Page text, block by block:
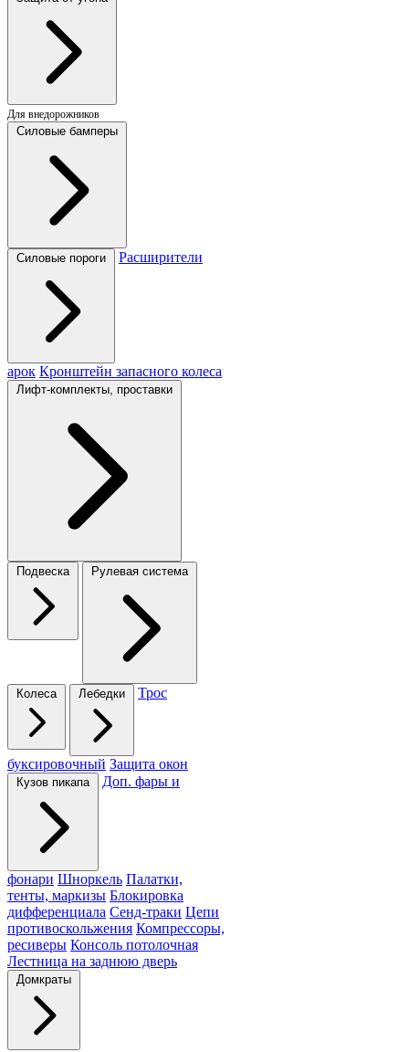
Для внедорожников
Силовые бамперы
Силовые пороги Расширители
арок Кронштейн запасного колеса
Лифт-комплекты, проставки
Подвеска Рулевая система
Колеса Лебедки Трос
буксировочный Защита окон
Кузов пикапа Доп. фары и
фонари Шноркель Палатки,
тенты, маркизы Блокировка
дифференциала Сенд-траки Цепи
противоскольжения Компрессоры,
ресиверы Консоль потолочная
Лестница на заднюю дверь
Домкраты